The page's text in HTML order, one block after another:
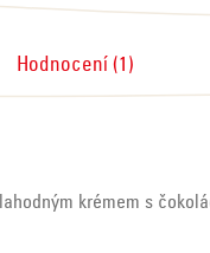
Hodnocení (1)
krémem s